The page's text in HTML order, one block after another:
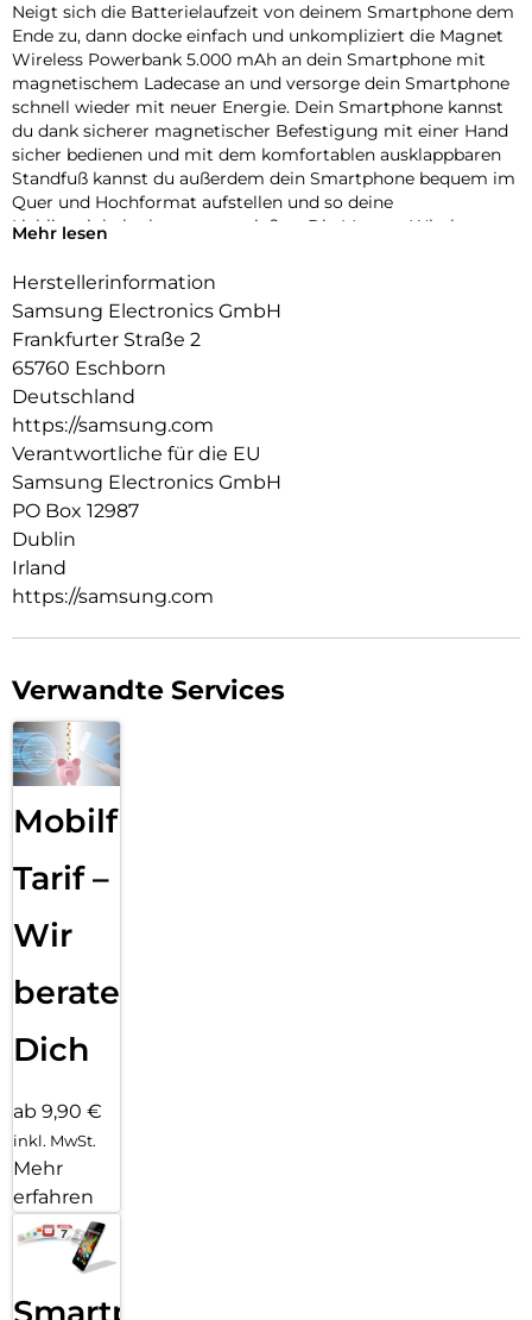
Neigt sich die Batterielaufzeit von deinem Smartphone dem
Ende zu, dann docke einfach und unkompliziert die Magnet
Wireless Powerbank 5.000 mAh an dein Smartphone mit
magnetischem Ladecase an und versorge dein Smartphone
schnell wieder mit neuer Energie. Dein Smartphone kannst
du dank sicherer magnetischer Befestigung mit einer Hand
sicher bedienen und mit dem komfortablen ausklappbaren
Standfuß kannst du außerdem dein Smartphone bequem im
Quer und Hochformat aufstellen und so deine
Lieblingsinhalte bequem genießen. Die Magnet Wireless
mitgelieferten USB-C Kabel mit neuer Power versorgen oder
einfaches auflegen des Ladeetuis.
Mehr lesen
Herstellerinformation
Samsung Electronics GmbH
Frankfurter Straße 2
65760 Eschborn
Deutschland
https://samsung.com
Verantwortliche für die EU
Samsung Electronics GmbH
PO Box 12987
Dublin
Irland
https://samsung.com
Verwandte Services
Mobilfunk
Tarif –
Wir
beraten
Dich
ab 9,90 €
inkl. MwSt.
Mehr
erfahren